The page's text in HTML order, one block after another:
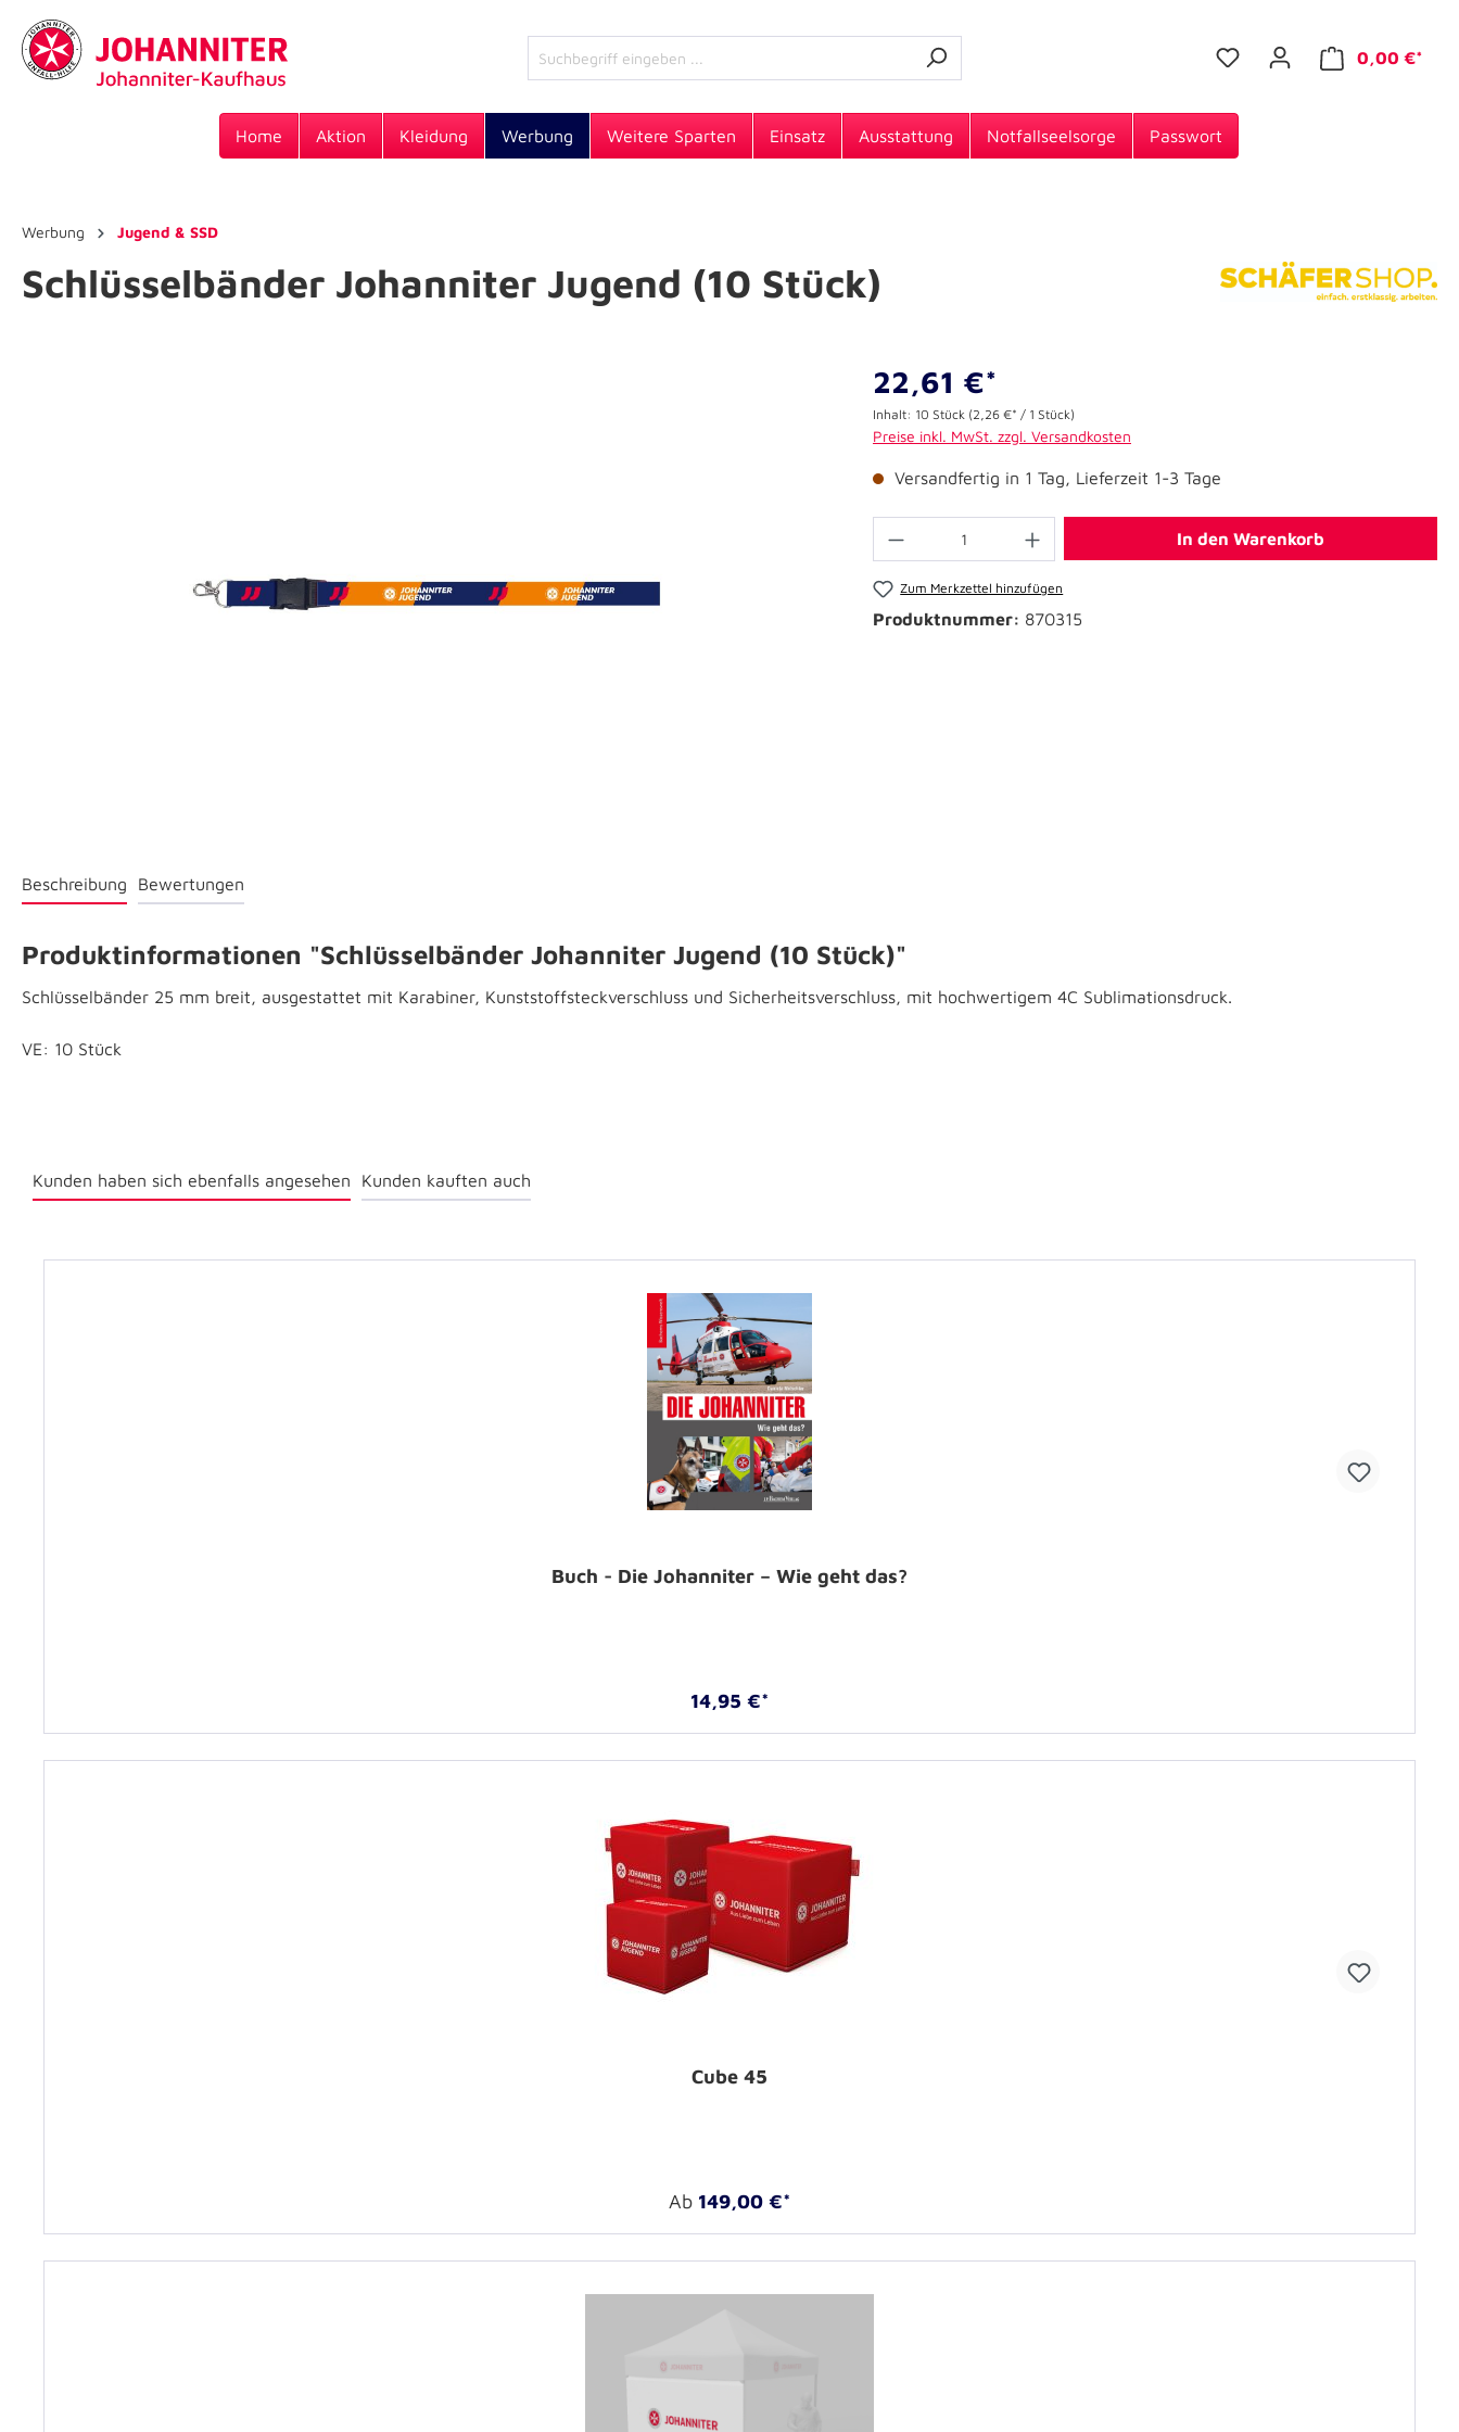
0,00 €*
Home Aktion Kleidung Werbung Weitere Sparten Einsatz Ausstattung Notfallseelsorge Passwort
Werbung Jugend & SSD
Schlüsselbänder Johanniter Jugend (10 Stück)
22,61 €*
Inhalt: 10 Stück (2,26 €* / 1 Stück)
Preise inkl. MwSt. zzgl. Versandkosten
Versandfertig in 1 Tag, Lieferzeit 1-3 Tage
In den Warenkorb
Zum Merkzettel hinzufügen
Produktnummer: 870315
Beschreibung Bewertungen
Produktinformationen "Schlüsselbänder Johanniter Jugend (10 Stück)"
Schlüsselbänder 25 mm breit, ausgestattet mit Karabiner, Kunststoffsteckverschluss und Sicherheitsverschluss, mit hochwertigem 4C Sublimationsdruck.
VE: 10 Stück
Kunden haben sich ebenfalls angesehen Kunden kauften auch
Buch - Die Johanniter – Wie geht das?
14,95 €*
Cube 45
Ab 149,00 €*